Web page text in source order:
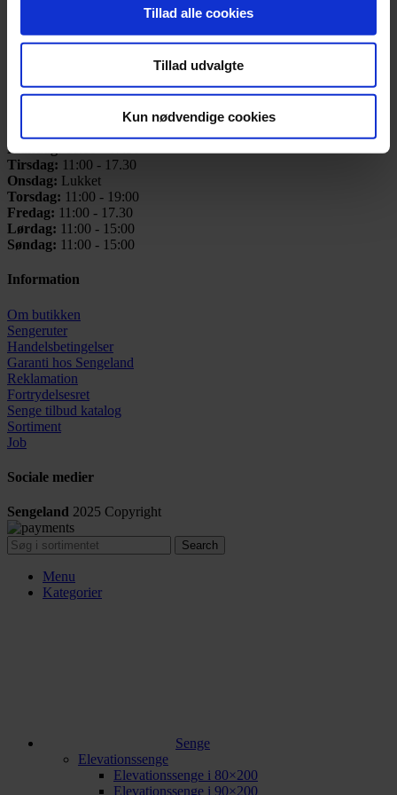
Tillad alle cookies
Tillad udvalgte
Kun nødvendige cookies
CVR: 25731433
Mandag:
Tirsdag: 11:00 - 17.30
Onsdag: Lukket
Torsdag: 11:00 - 19:00
Fredag: 11:00 - 17.30
Lørdag: 11:00 - 15:00
Søndag: 11:00 - 15:00
Information
Om butikken
Sengeruter
Handelsbetingelser
Garanti hos Sengeland
Reklamation
Fortrydelsesret
Senge tilbud katalog
Sortiment
Job
Sociale medier
Sengeland 2025 Copyright
Search
Menu
Kategorier
Senge
Elevationssenge
Elevationssenge i 80×200
Elevationssenge i 90×200